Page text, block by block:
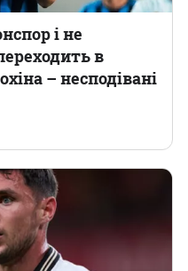
і не
в
– несподівані